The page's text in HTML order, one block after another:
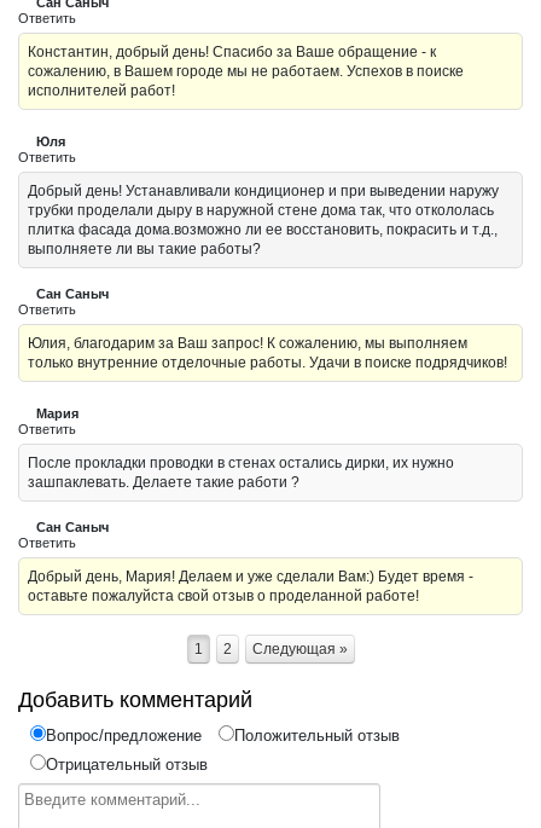
Ответить
Константин, добрый день! Спасибо за Ваше обращение - к
сожалению, в Вашем городе мы не работаем. Успехов в поиске
исполнителей работ!
Юля
Ответить
Добрый день! Устанавливали кондиционер и при выведении наружу
трубки проделали дыру в наружной стене дома так, что откололась
плитка фасада дома.возможно ли ее восстановить, покрасить и т.д.,
выполняете ли вы такие работы?
Сан Саныч
Ответить
Юлия, благодарим за Ваш запрос! К сожалению, мы выполняем
только внутренние отделочные работы. Удачи в поиске подрядчиков!
Мария
Ответить
После прокладки проводки в стенах остались дирки, их нужно
зашпаклевать. Делаете такие работи ?
Сан Саныч
Ответить
Добрый день, Мария! Делаем и уже сделали Вам:) Будет время -
оставьте пожалуйста свой отзыв о проделанной работе!
1 2 Следующая »
Добавить комментарий
Вопрос/предложение
Положительный отзыв
Отрицательный отзыв